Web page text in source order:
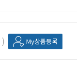
My상품등록